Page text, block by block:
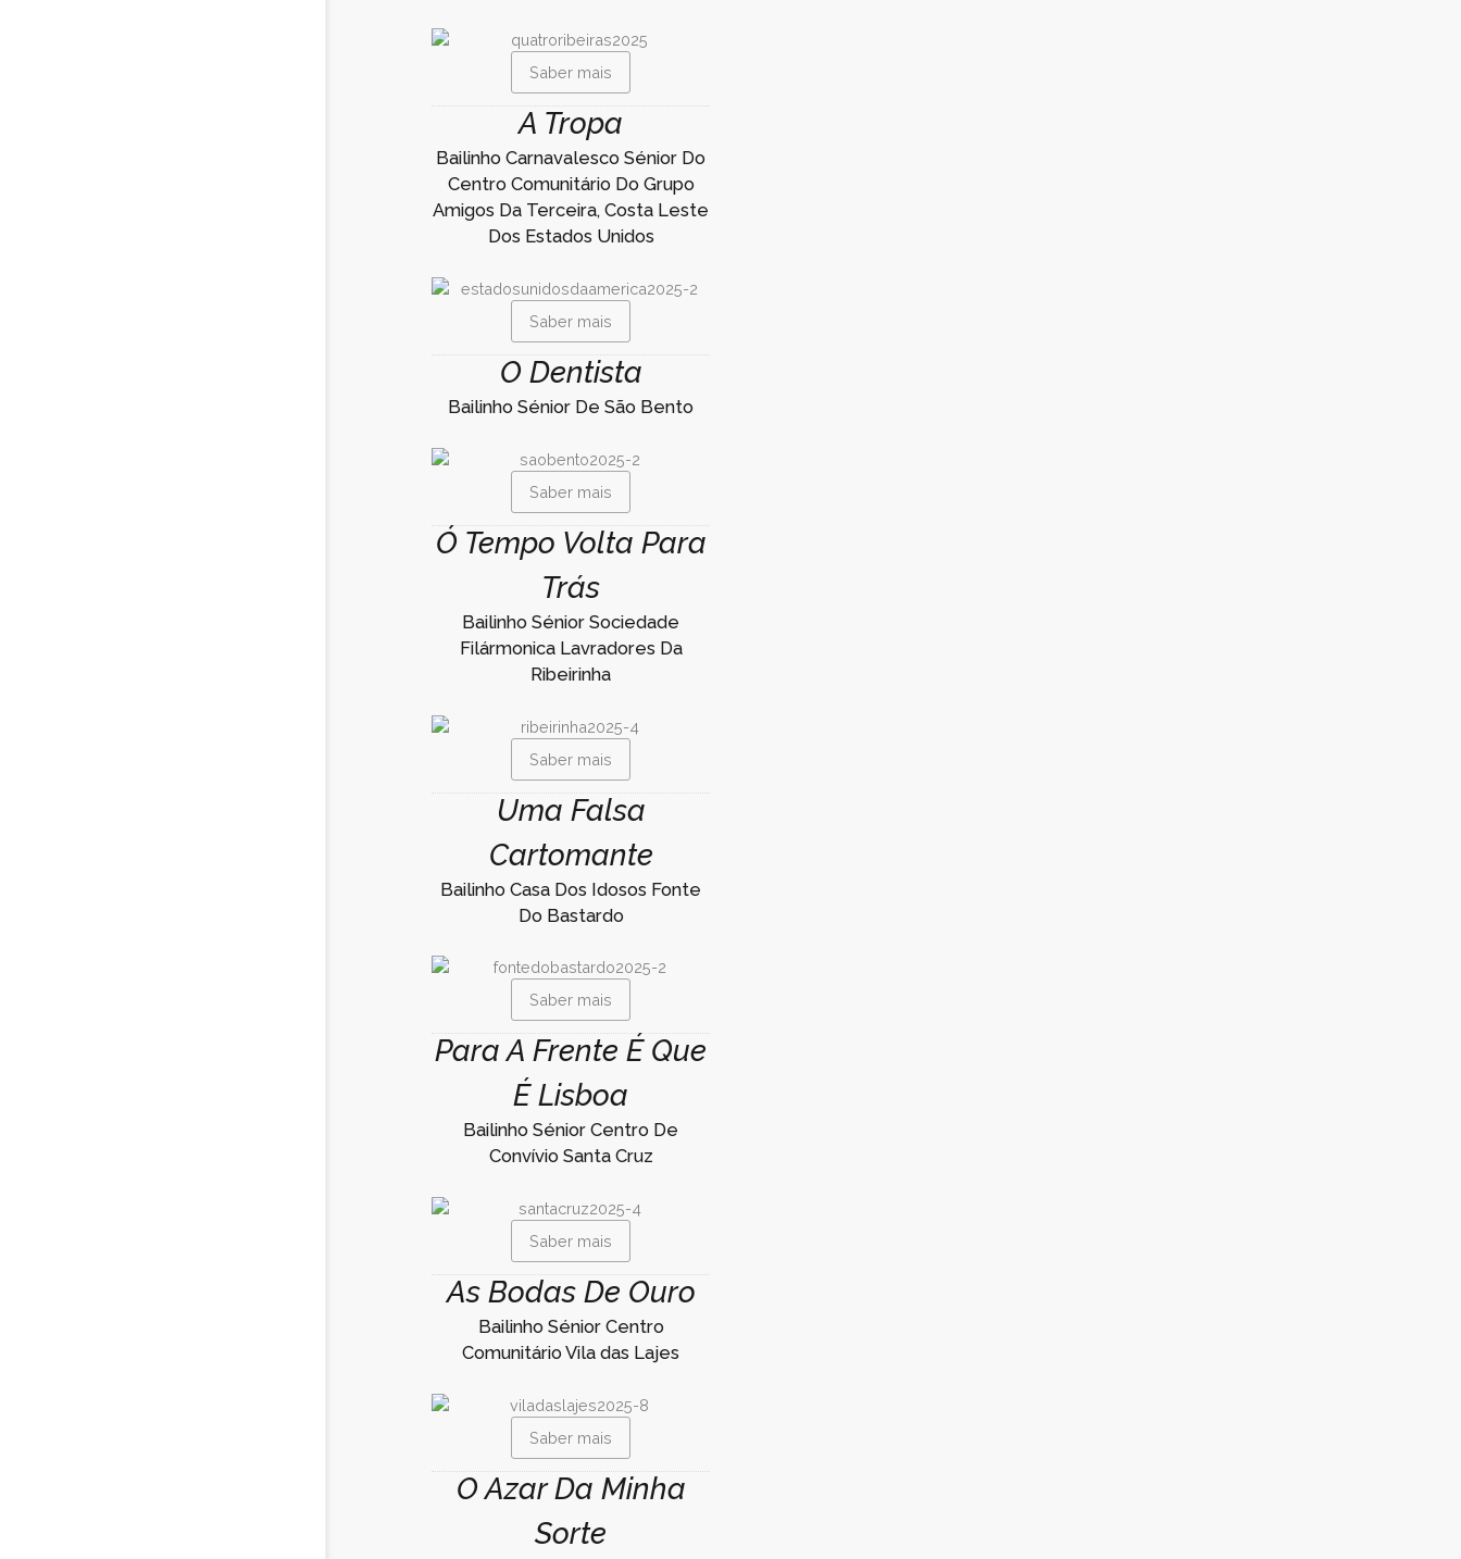
Saber mais
A Tropa
Bailinho Carnavalesco Sénior Do
Centro Comunitário Do Grupo
Amigos Da Terceira, Costa Leste
Dos Estados Unidos
Saber mais
O Dentista
Bailinho Sénior De São Bento
Saber mais
Ó Tempo Volta Para
Trás
Bailinho Sénior Sociedade
Filármonica Lavradores Da
Ribeirinha
Saber mais
Uma Falsa
Cartomante
Bailinho Casa Dos Idosos Fonte
Do Bastardo
Saber mais
Para A Frente É Que
É Lisboa
Bailinho Sénior Centro De
Convívio Santa Cruz
Saber mais
As Bodas De Ouro
Bailinho Sénior Centro
Comunitário Vila das Lajes
Saber mais
O Azar Da Minha
Sorte